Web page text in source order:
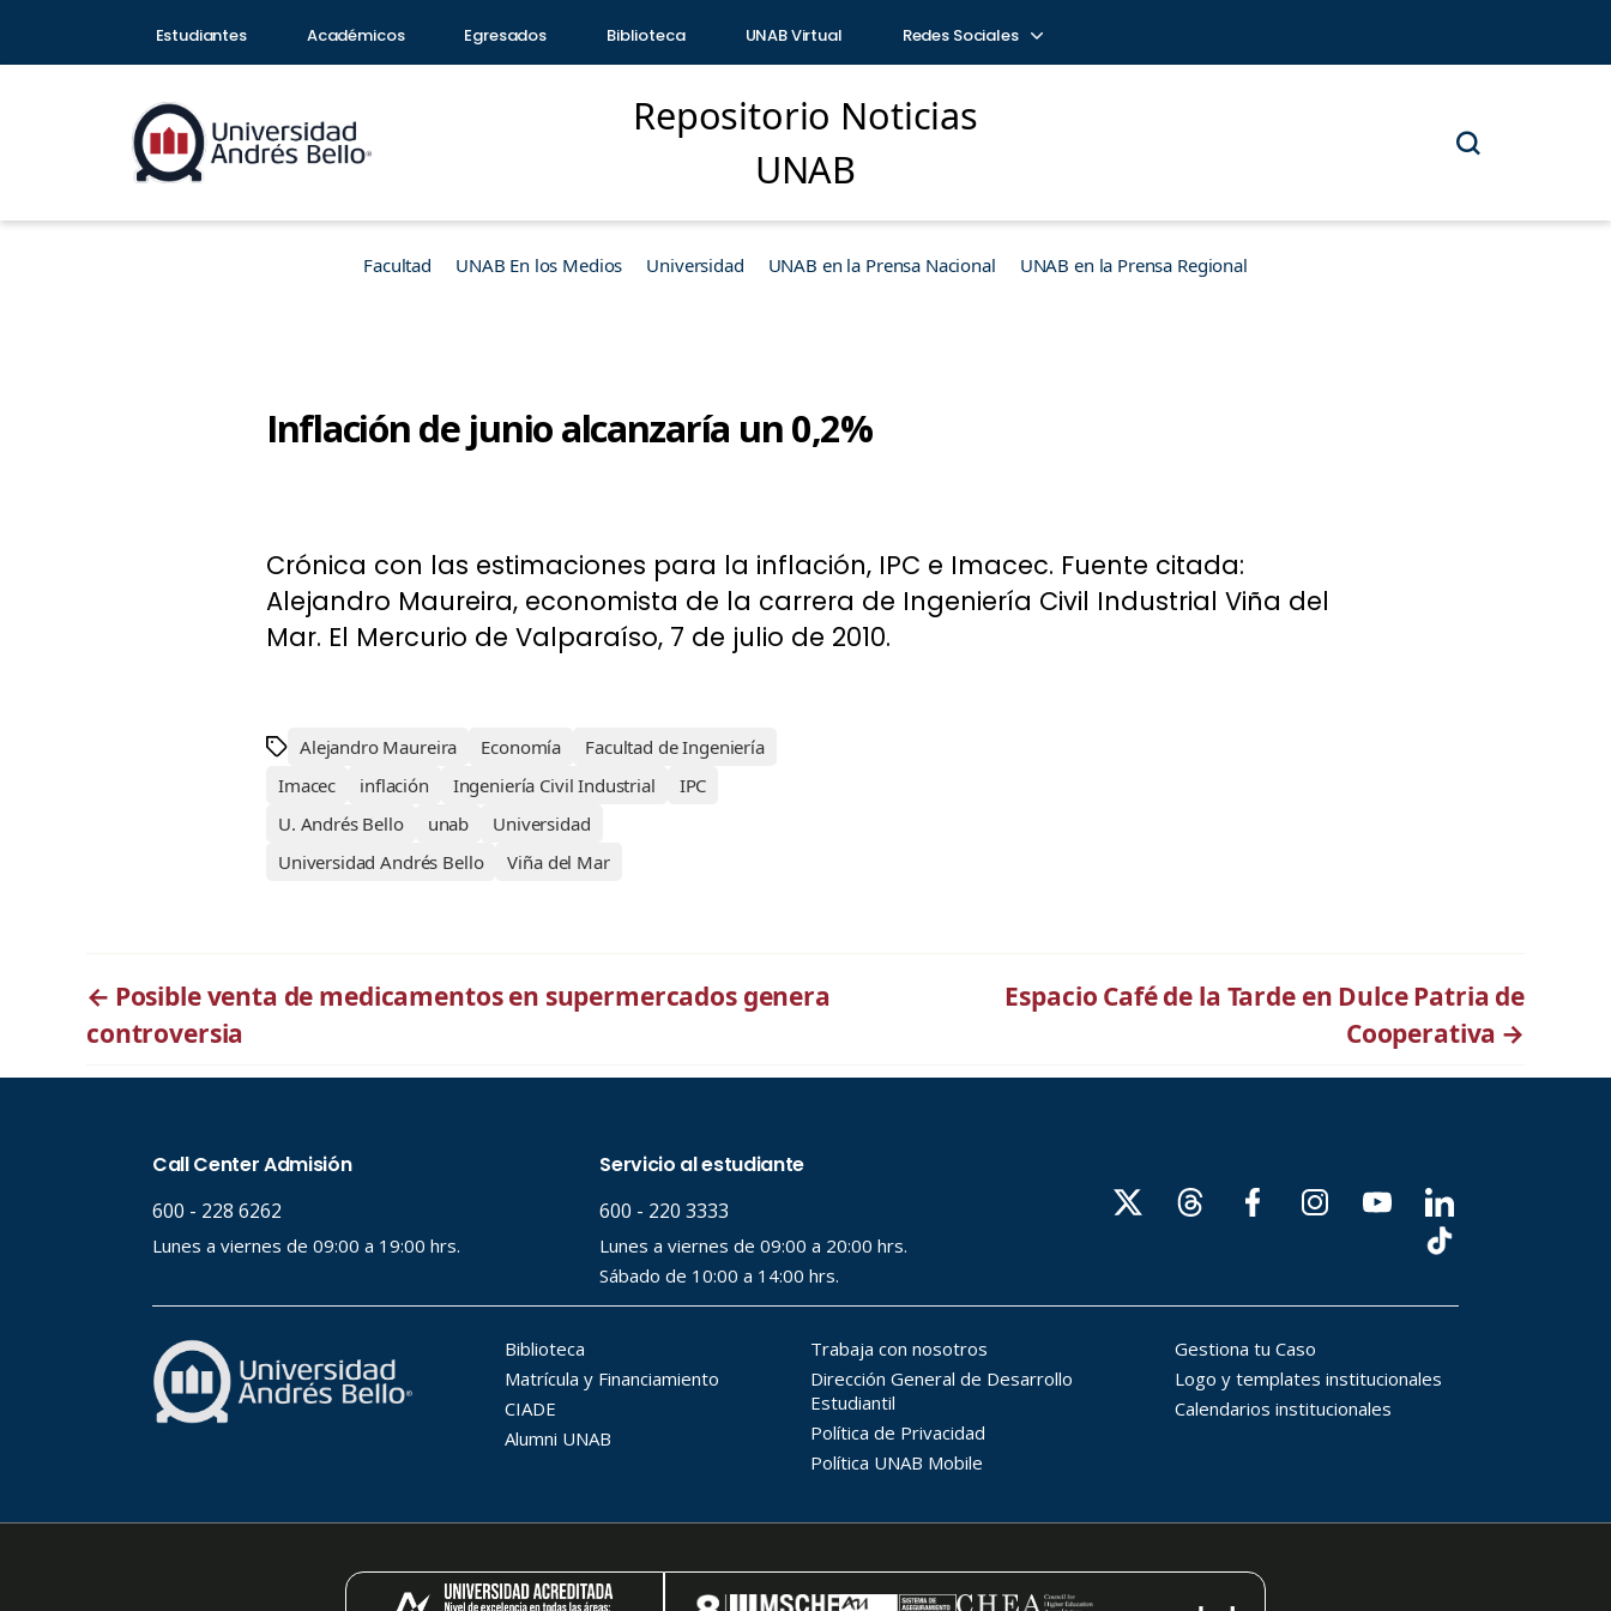
Estudiantes Académicos Egresados Biblioteca UNAB Virtual Redes Sociales
Repositorio Noticias
UNAB
Facultad UNAB En los Medios Universidad UNAB en la Prensa Nacional UNAB en la Prensa Regional
Inflación de junio alcanzaría un 0,2%
Crónica con las estimaciones para la inflación, IPC e Imacec. Fuente citada:
Alejandro Maureira, economista de la carrera de Ingeniería Civil Industrial Viña del
Mar. El Mercurio de Valparaíso, 7 de julio de 2010.
Alejandro Maureira Economía
Facultad de Ingeniería
Imacec
inflación Ingeniería Civil Industrial
IPC
U. Andrés Bello
unab
Universidad
Universidad Andrés Bello
Viña del Mar
← Posible venta de medicamentos en supermercados genera
controversia
Espacio Café de la Tarde en Dulce Patria de
Cooperativa →